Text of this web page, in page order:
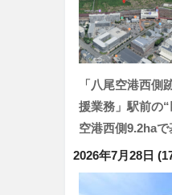
「八尾空港西側
援業務」駅前の
空港西側9.2ha
2026年7月28日